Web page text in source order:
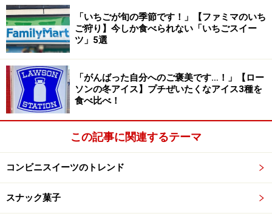
「いちごが旬の季節です！」【ファミマのいち
ご狩り】今しか食べられない「いちごスイー
ツ」5選
「がんばった自分へのご褒美です…！」【ロー
ソンの冬アイス】プチぜいたくなアイス3種を
食べ比べ！
この記事に関連するテーマ
コンビニスイーツのトレンド
スナック菓子